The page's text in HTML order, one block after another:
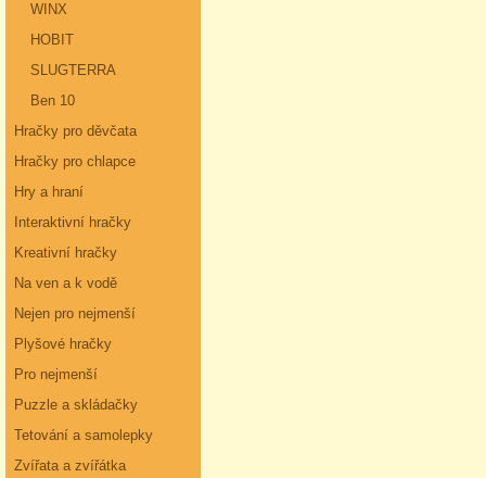
WINX
HOBIT
SLUGTERRA
Ben 10
Hračky pro děvčata
Hračky pro chlapce
Hry a hraní
Interaktivní hračky
Kreativní hračky
Na ven a k vodě
Nejen pro nejmenší
Plyšové hračky
Pro nejmenší
Puzzle a skládačky
Tetování a samolepky
Zvířata a zvířátka